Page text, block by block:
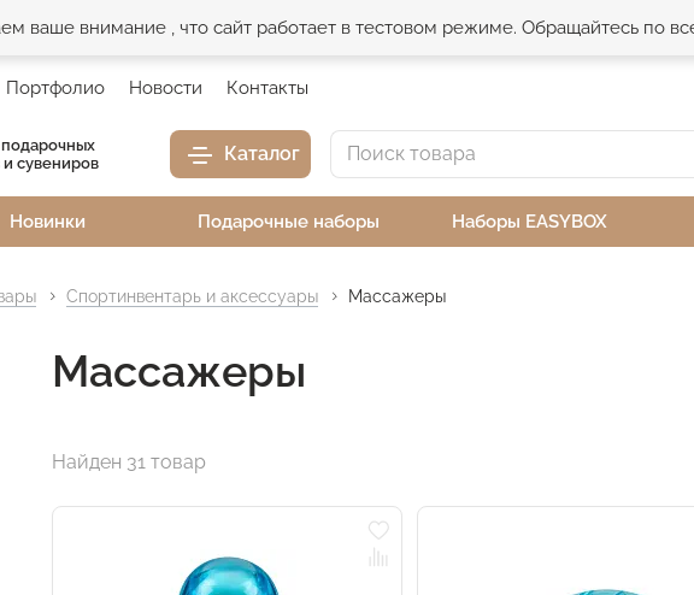
ваше внимание , что сайт работает в тестовом режиме. Обращайтесь по
Портфолио Новости Контакты
подарочных
сувениров
Каталог
Новинки Подарочные наборы Наборы EASYBOX
Спортинвентарь и аксессуары Массажеры
Массажеры
Найден 31 товар